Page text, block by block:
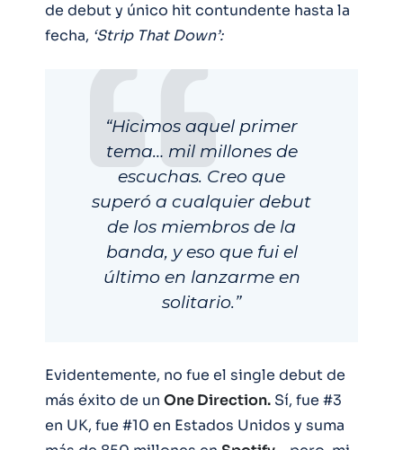
de debut y único hit contundente hasta la
fecha, ‘Strip That Down’:
“Hicimos aquel primer
tema… mil millones de
escuchas. Creo que
superó a cualquier debut
de los miembros de la
banda, y eso que fui el
último en lanzarme en
solitario.”
Evidentemente, no fue el single debut de
más éxito de un One Direction. Sí, fue #3
en UK, fue #10 en Estados Unidos y suma